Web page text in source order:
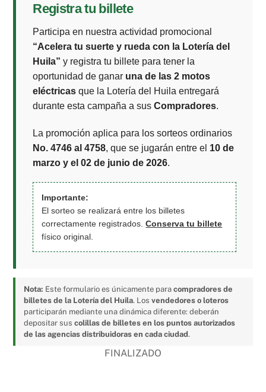
Registra tu billete
Participa en nuestra actividad promocional
“Acelera tu suerte y rueda con la Lotería del
Huila” y registra tu billete para tener la
oportunidad de ganar una de las 2 motos
eléctricas que la Lotería del Huila entregará
durante esta campaña a susCompradores.
La promoción aplica para los sorteos ordinarios
No. 4746 al 4758, que se jugarán entre el 10 de
marzo y el 02 de junio de 2026.
Importante:
El sorteo se realizará entre los billetes
correctamente registrados.Conserva tu billete
físico original.
Nota: Este formulario es únicamente paracompradores de
billetes de la Lotería del Huila. Losvendedores o loteros
participarán mediante una dinámica diferente: deberán
depositar suscolillas de billetes en los puntos autorizados
de las agencias distribuidoras en cada ciudad.
FINALIZADO